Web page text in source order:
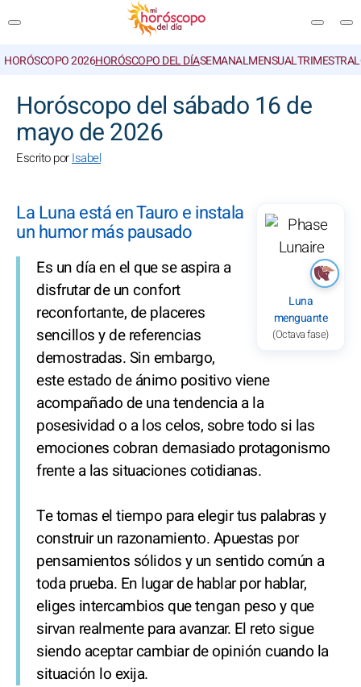
HORÓSCOPO 2026HORÓSCOPO DEL DÍASEMANALMENSUALTRIMESTRAL
Horóscopo del sábado 16 de
mayo de 2026
Escrito porIsabel
Luna
menguante
(Octava fase)
La Luna está en Tauro e instala
un humor más pausado
Es un día en el que se aspira a
disfrutar de un confort
reconfortante, de placeres
sencillos y de referencias
demostradas. Sin embargo,
este estado de ánimo positivo viene
acompañado de una tendencia a la
posesividad o a los celos, sobre todo si las
emociones cobran demasiado protagonismo
frente a las situaciones cotidianas.
Te tomas el tiempo para elegir tus palabras y
construir un razonamiento. Apuestas por
pensamientos sólidos y un sentido común a
toda prueba. En lugar de hablar por hablar,
eliges intercambios que tengan peso y que
sirvan realmente para avanzar. El reto sigue
siendo aceptar cambiar de opinión cuando la
situación lo exija.